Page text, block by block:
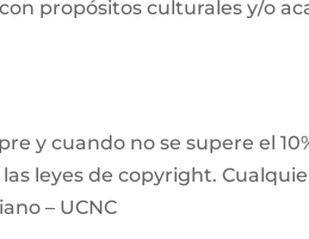
propósitos culturales y/o
y cuando no se supere el
leyes de copyright.
– UCNC